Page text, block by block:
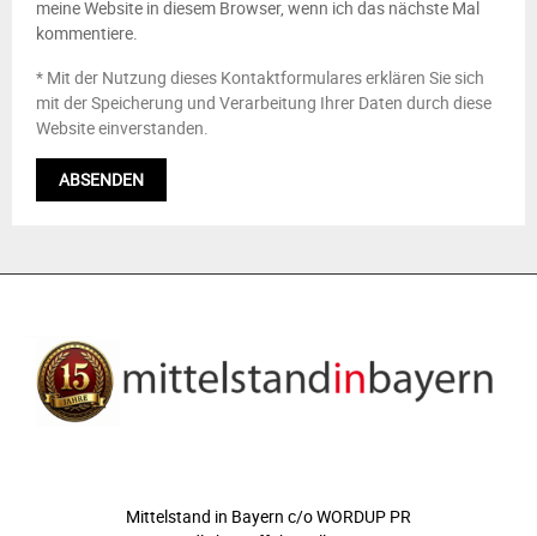
meine Website in diesem Browser, wenn ich das nächste Mal
kommentiere.
* Mit der Nutzung dieses Kontaktformulares erklären Sie sich
mit der Speicherung und Verarbeitung Ihrer Daten durch diese
Website einverstanden.
Mittelstand in Bayern c/o WORDUP PR